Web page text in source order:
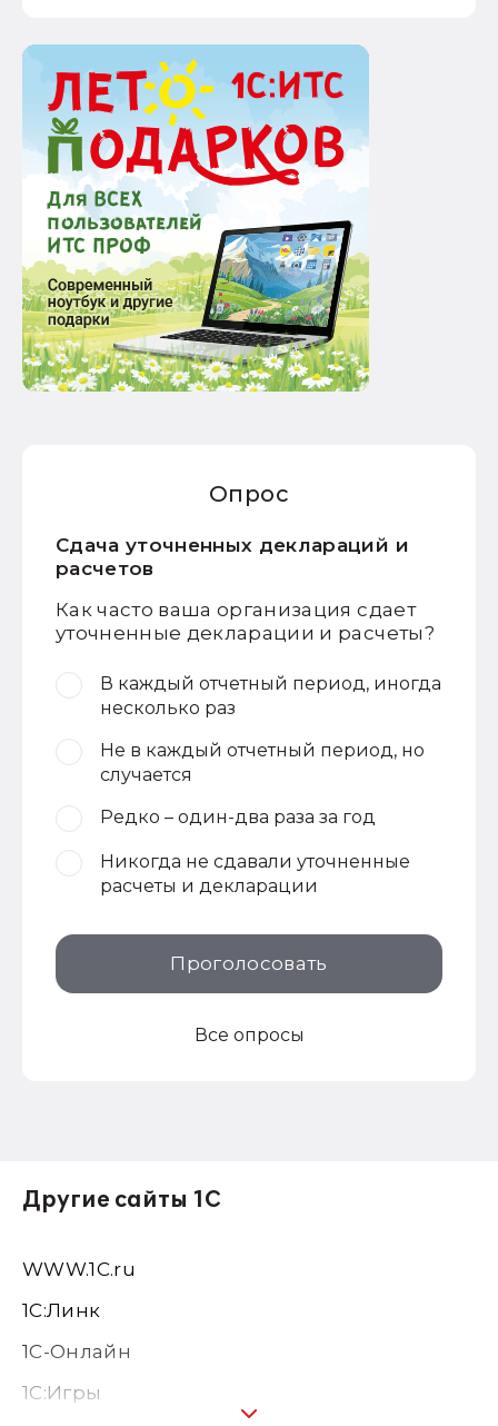
Опрос
Сдача уточненных деклараций и
расчетов
Как часто ваша организация сдает
уточненные декларации и расчеты?
В каждый отчетный период, иногда
несколько раз
Не в каждый отчетный период, но
случается
Редко – один-два раза за год
Никогда не сдавали уточненные
расчеты и декларации
Проголосовать
Все опросы
Другие сайты 1С
WWW.1С.ru
1С:Линк
1С-Онлайн
1C:Игры